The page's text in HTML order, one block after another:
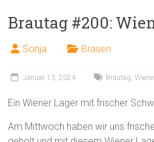
Brautag #200:
Sonja Brauen
Januar 13, 2024 Brautag,
Ein Wiener Lager mit frischer
Am Mittwoch haben wir uns